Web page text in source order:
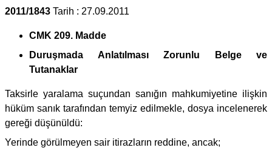
2011/1843 Tarih : 27.09.2011
CMK 209. Madde
Duruşmada Anlatılması Zorunlu Belge ve
Tutanaklar
Taksirle yaralama suçundan sanığın mahkumiyetine ilişkin
hüküm sanık tarafından temyiz edilmekle, dosya incelenerek
gereği düşünüldü:
Yerinde görülmeyen sair itirazların reddine, ancak;